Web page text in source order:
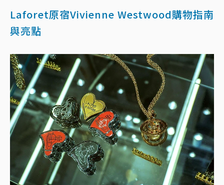
Laforet原宿Vivienne Westwood購物指南
與亮點